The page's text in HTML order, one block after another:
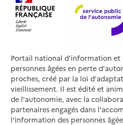
Portail national d'information et
personnes âgées en perte
proches, créé par la loi
vieillissement. Il est édité et
de l'autonomie, avec la
partenaires engagés dans
l'information des personnes